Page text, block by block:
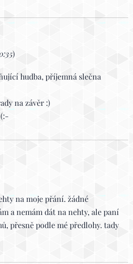
)
hudba, příjemná slečna
na závěr :)
na moje přání. žádné
a nemám dát na nehty, ale paní
přesně podle mé předlohy. tady